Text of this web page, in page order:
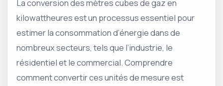
La conversion des mètres cubes de gaz en
kilowattheures est un processus essentiel pour
estimer la consommation d’énergie dans de
nombreux secteurs, tels que l’industrie, le
résidentiel et le commercial. Comprendre
comment convertir ces unités de mesure est